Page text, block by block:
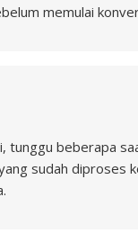
memulai
tunggu beberapa
sudah diproses